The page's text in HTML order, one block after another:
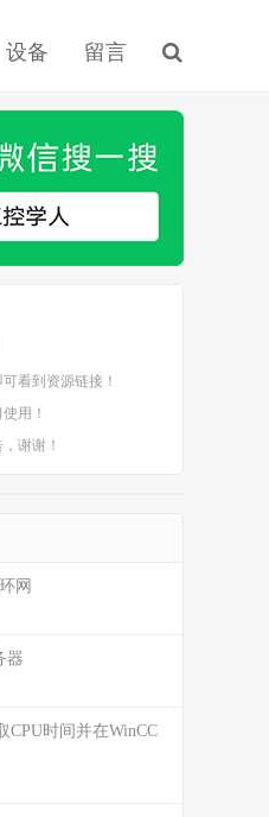
设备 留言
看到资源链接！
用！
谢谢！
网
器
CPU时间并在WinCC